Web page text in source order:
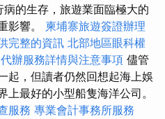
的生存，旅遊業面臨極大的
影響。 柬埔寨旅遊簽證辦理
完整的資訊 北部地區眼科權
辦服務詳情與注意事項 儘管
起，但讀者仍然回想起海上娛
最好的小型船隻海洋公司。
服務 專業會計事務所服務